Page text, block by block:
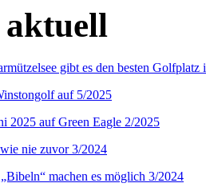
aktuell
gibt es den besten
auf 5/2025
2025 auf Green Eagle 2/2025
nie zuvor 3/2024
machen es möglich 3/2024